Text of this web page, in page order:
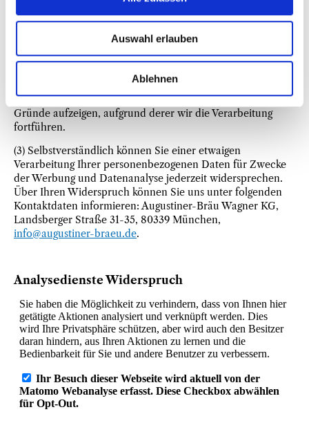
Auswahl erlauben
Ablehnen
uns jeweils bei der nachfolgenden Beschreibung der
Funktionen dargestellt wird. Bei Ausübung eines solchen
weshalb wir Ihre personenbezogenen Daten nicht wie von
uns durchgeführt verarbeiten sollten. Im Falle Ihres
begründeten Widerspruchs prüfen wir die Sachlage und
werden entweder die Datenverarbeitung einstellen bzw.
anpassen oder Ihnen unsere zwingenden schutzwürdigen
Gründe aufzeigen, aufgrund derer wir die Verarbeitung
fortführen.
(3) Selbstverständlich können Sie einer etwaigen
Verarbeitung Ihrer personenbezogenen Daten für Zwecke
der Werbung und Datenanalyse jederzeit widersprechen.
Über Ihren Widerspruch können Sie uns unter folgenden
Kontaktdaten informieren: Augustiner-Bräu Wagner KG,
Landsberger Straße 31-35, 80339 München,
info@augustiner-braeu.de.
Analysedienste Widerspruch